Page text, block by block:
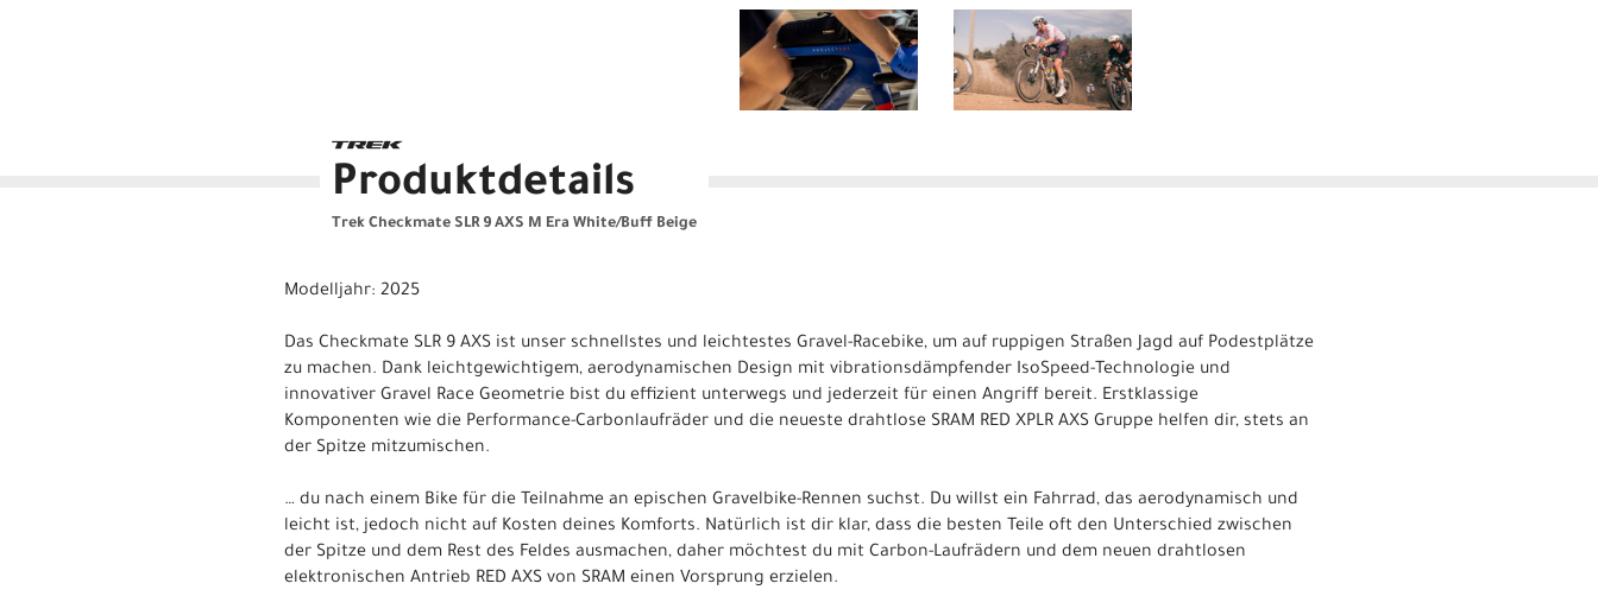
Produktdetails
Trek Checkmate SLR 9 AXS M Era White/Buff Beige
Modelljahr: 2025
Das Checkmate SLR 9 AXS ist unser schnellstes und leichtestes Gravel-Racebike, um auf ruppigen Straßen Jagd auf Podestplätze
zu machen. Dank leichtgewichtigem, aerodynamischen Design mit vibrationsdämpfender IsoSpeed-Technologie und
innovativer Gravel Race Geometrie bist du effizient unterwegs und jederzeit für einen Angriff bereit. Erstklassige
Komponenten wie die Performance-Carbonlaufräder und die neueste drahtlose SRAM RED XPLR AXS Gruppe helfen dir, stets an
der Spitze mitzumischen.
… du nach einem Bike für die Teilnahme an epischen Gravelbike-Rennen suchst. Du willst ein Fahrrad, das aerodynamisch und
leicht ist, jedoch nicht auf Kosten deines Komforts. Natürlich ist dir klar, dass die besten Teile oft den Unterschied zwischen
der Spitze und dem Rest des Feldes ausmachen, daher möchtest du mit Carbon-Laufrädern und dem neuen drahtlosen
elektronischen Antrieb RED AXS von SRAM einen Vorsprung erzielen.